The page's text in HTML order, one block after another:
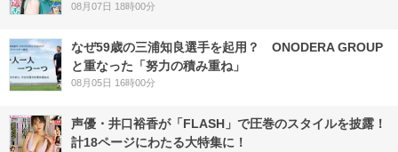
08月07日 18時00分
なぜ59歳の三浦知良選手を起用？ ONODERA GROUP
と重なった「努力の積み重ね」
08月05日 16時00分
声優・井口裕香が「FLASH」で圧巻のスタイルを披露！
計18ページにわたる大特集に！